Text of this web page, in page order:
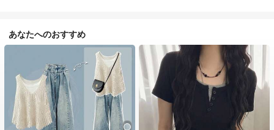
あなたへのおすすめ